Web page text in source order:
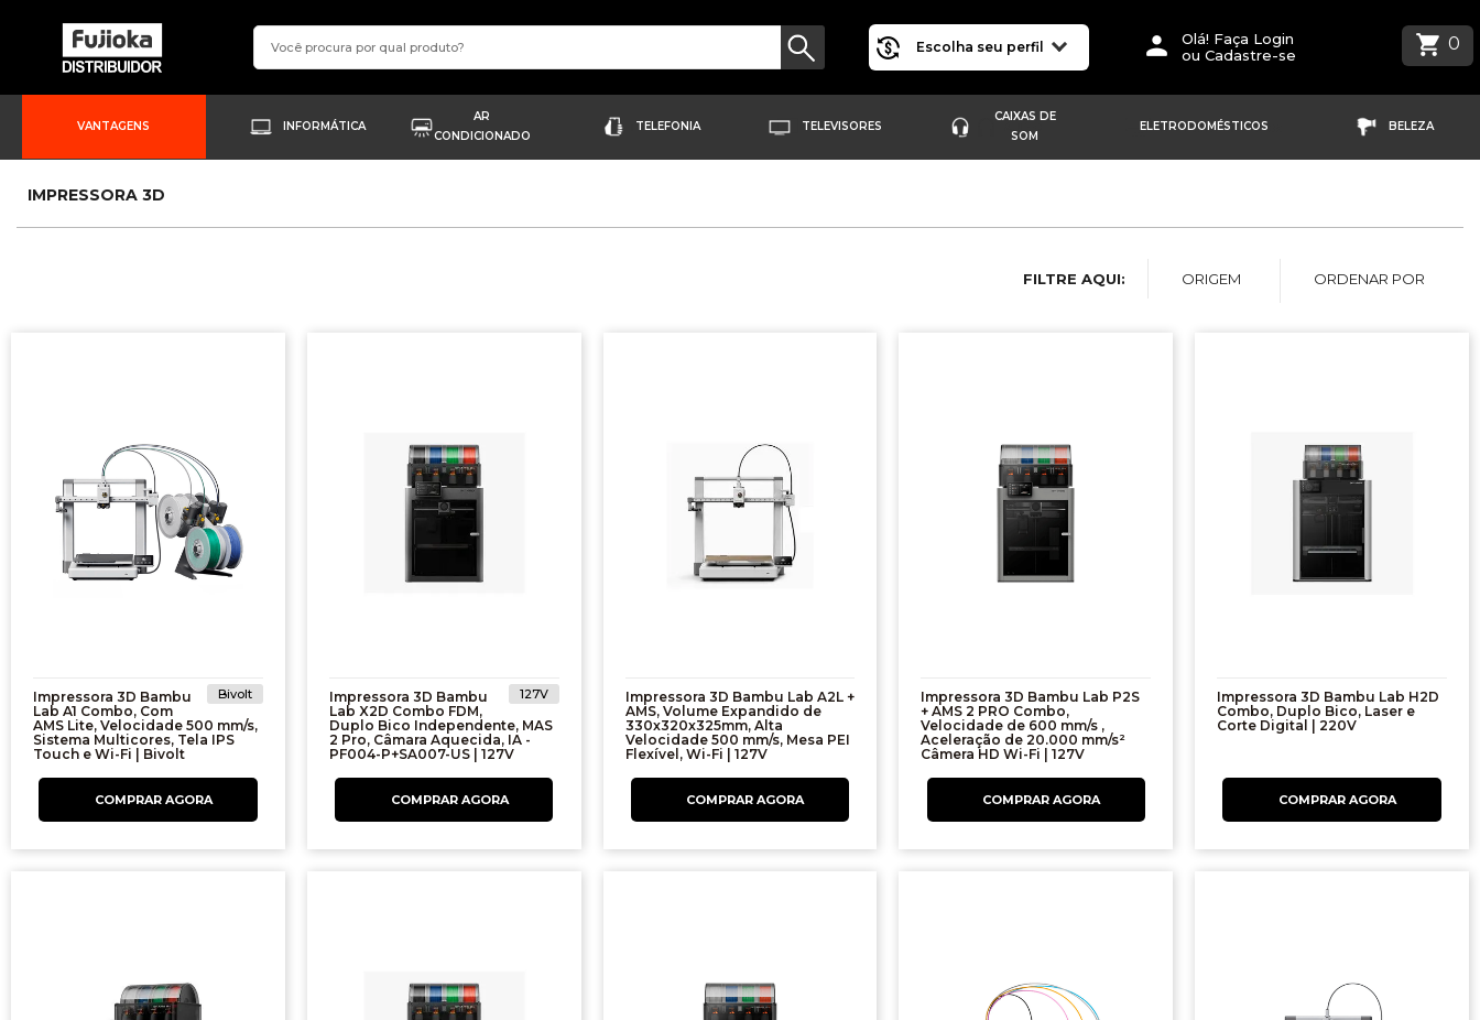
Escolha seu perfil
Olá! Faça Login
ou Cadastre-se
0
VANTAGENS INFORMÁTICA
AR
CONDICIONADO
TELEFONIA TELEVISORES
CAIXAS DE
SOM
ELETRODOMÉSTICOS BELEZA
IMPRESSORA 3D
ORIGEM ORDENAR POR
Bivolt
Impressora 3D Bambu
Lab A1 Combo, Com
AMS Lite, Velocidade 500 mm/s,
Sistema Multicores, Tela IPS
Touch e Wi-Fi | Bivolt
127V
Impressora 3D Bambu
Lab X2D Combo FDM,
Duplo Bico Independente, MAS
2 Pro, Câmara Aquecida, IA -
PF004-P+SA007-US | 127V
Impressora 3D Bambu Lab A2L +
AMS, Volume Expandido de
330x320x325mm, Alta
Velocidade 500 mm/s, Mesa PEI
Flexível, Wi-Fi | 127V
Impressora 3D Bambu Lab P2S
+ AMS 2 PRO Combo,
Velocidade de 600 mm/s ,
Aceleração de 20.000 mm/s²
Câmera HD Wi-Fi | 127V
Impressora 3D Bambu Lab H2D
Combo, Duplo Bico, Laser e
Corte Digital | 220V